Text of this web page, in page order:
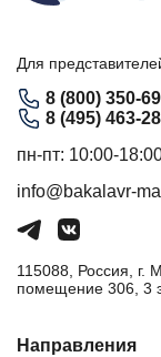
Для
8 (800) 350-
8 (495) 463-
пн-пт: 10:00-
info@bakalavr-
115088, Россия, г.
помещение 306, 3
Направления